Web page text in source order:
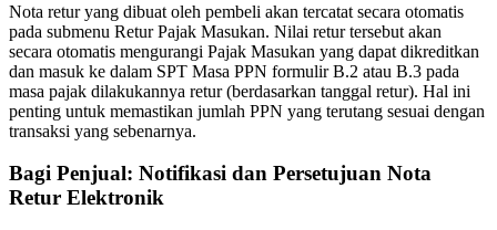
Nota retur yang dibuat oleh pembeli akan tercatat secara otomatis
pada submenu Retur Pajak Masukan. Nilai retur tersebut akan
secara otomatis mengurangi Pajak Masukan yang dapat dikreditkan
dan masuk ke dalam SPT Masa PPN formulir B.2 atau B.3 pada
masa pajak dilakukannya retur (berdasarkan tanggal retur). Hal ini
penting untuk memastikan jumlah PPN yang terutang sesuai dengan
transaksi yang sebenarnya.
Bagi Penjual: Notifikasi dan Persetujuan Nota
Retur Elektronik